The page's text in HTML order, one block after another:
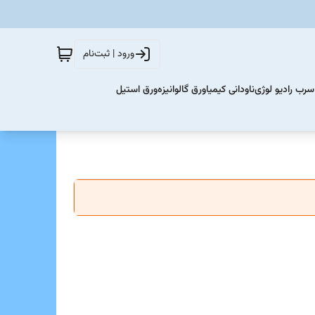
ورود | ثبت‌نام
رادیو لوژیناودانی کیمیاورق گالوانیزهورق استیل